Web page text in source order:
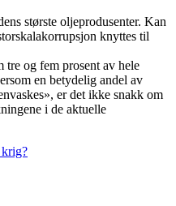
største oljeprodusenter. Kan
knyttes til
og fem prosent av hele
en betydelig andel av
er det ikke snakk om
i de aktuelle
krig?